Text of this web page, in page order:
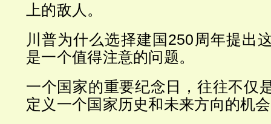
上的敌人。
川普为什么选择建国250周年提出
是一个值得注意的问题。
一个国家的重要纪念日，往往不仅
定义一个国家历史和未来方向的机